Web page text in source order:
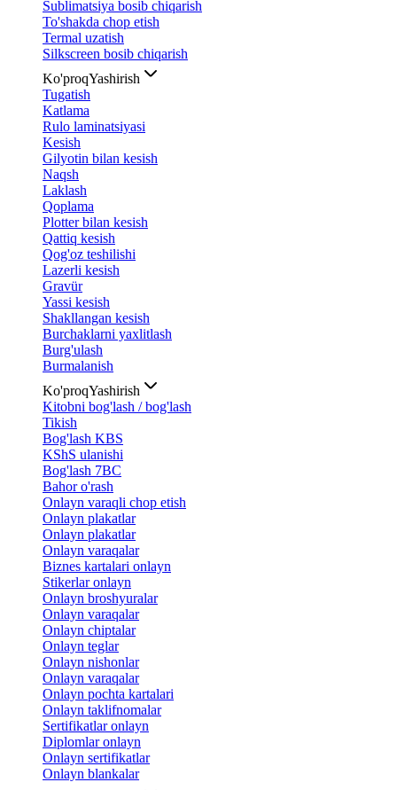
Sublimatsiya bosib chiqarish
To'shakda chop etish
Termal uzatish
Silkscreen bosib chiqarish
Ko'proqYashirish
Tugatish
Katlama
Rulo laminatsiyasi
Kesish
Gilyotin bilan kesish
Naqsh
Laklash
Qoplama
Plotter bilan kesish
Qattiq kesish
Qog'oz teshilishi
Lazerli kesish
Gravür
Yassi kesish
Shakllangan kesish
Burchaklarni yaxlitlash
Burg'ulash
Burmalanish
Ko'proqYashirish
Kitobni bog'lash / bog'lash
Tikish
Bog'lash KBS
KShS ulanishi
Bog'lash 7BC
Bahor o'rash
Onlayn varaqli chop etish
Onlayn plakatlar
Onlayn plakatlar
Onlayn varaqalar
Biznes kartalari onlayn
Stikerlar onlayn
Onlayn broshyuralar
Onlayn varaqalar
Onlayn chiptalar
Onlayn teglar
Onlayn nishonlar
Onlayn varaqalar
Onlayn pochta kartalari
Onlayn taklifnomalar
Sertifikatlar onlayn
Diplomlar onlayn
Onlayn sertifikatlar
Onlayn blankalar